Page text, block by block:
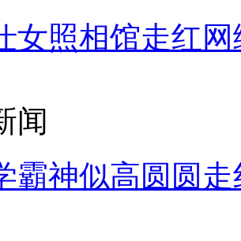
女照相馆走红网
闻
霸神似高圆圆走